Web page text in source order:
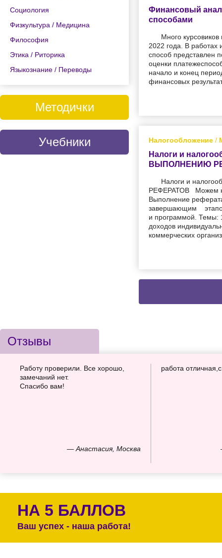
Социология
Физкультура / Медицина
Философия
Этика / Риторика
Языкознание / Переводы
Методички
Учебники
Финансовый
способами
Много
2022 года. В работах
способ представлен
оценки
начало и конец
финансовых
Налогообложение /
Налоги и
ВЫПОЛНЕНИЮ
Налоги и
РЕФЕРАТОВ Можем
Выполнение
завершающим
и программой. Темы:
доходов
коммерческих
Отзывы
— Анастасия, Москва
Работу проверили. Все хорошо,
замечаний нет.
Спасибо вам!
работа
НА 5 БАЛЛОВ
Ваш успех - наша работа!